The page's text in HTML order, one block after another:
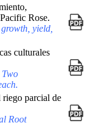
Rose.
yield,
culturales
parcial de
Root